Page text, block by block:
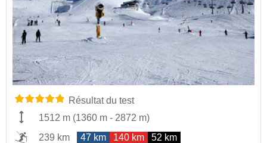
Résultat du test
1512 m (1360 m - 2872 m)
239 km
47 km 140 km 52 km